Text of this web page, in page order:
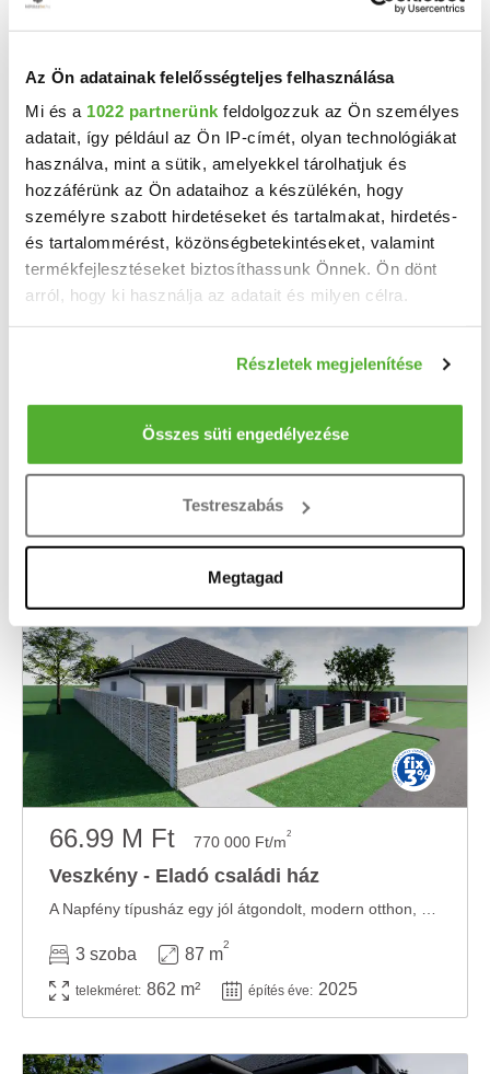
Az Ön adatainak felelősségteljes felhasználása
Mi és a 1022 partnerünk feldolgozzuk az Ön személyes
adatait, így például az Ön IP-címét, olyan technológiákat
használva, mint a sütik, amelyekkel tárolhatjuk és
hozzáférünk az Ön adataihoz a készülékén, hogy
személyre szabott hirdetéseket és tartalmakat, hirdetés-
és tartalommérést, közönségbetekintéseket, valamint
termékfejlesztéseket biztosíthassunk Önnek. Ön dönt
arról, hogy ki használja az adatait és milyen célra.
Információgyűjtés az Ön földrajzi elhelyezkedéséről
pár méteres pontossággal
Az Ön készülékén beazonosítása annak konkrét
módjairól és adja meg preferenciáit a
pontban. Bármikor módosíthatja vagy visszavonhatja a
szabásához, közösségi funkciók biztosításához,
valamint weboldalforgalmunk elemzéséhez. Ezenkívül
közösségi média-, hirdető- és elemező partnereinkkel
megosztjuk az Ön weboldalhasználatra vonatkozó
adatait, akik kombinálhatják az adatokat más olyan
adatokkal, amelyeket Ön adott meg számukra vagy az
Ön által használt más szolgáltatásokból gyűjtöttek.
Részletek megjelenítése
Összes süti engedélyezése
Testreszabás
Megtagad
26 M Ft 260 000 Ft/m
Veszkény - Eladó családi ház
100 m
telekméret: 1040 m² építés éve: 1972
66.99 M Ft 770 000 Ft/m2
Veszkény - Eladó családi ház
3 szoba 87 m
2
telekméret: 862 m² építés éve: 2025